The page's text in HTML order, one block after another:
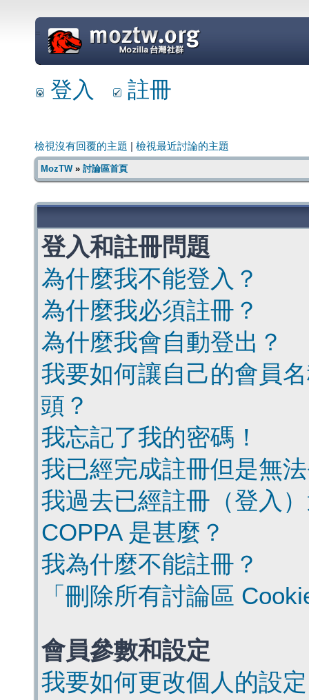
=
登入 註冊
檢視沒有回覆的主題 檢視最近討論的主題
MozTW» 討論區首頁
登入和註冊問題
為什麼我不能登入？
為什麼我必須註冊？
為什麼我會自動登出？
我要如何讓自己的會員
頭？
我忘記了我的密碼！
我已經完成註冊但是無
我過去已經註冊（登入
COPPA 是甚麼？
我為什麼不能註冊？
「刪除所有討論區
會員參數和設定
我要如何更改個人的設